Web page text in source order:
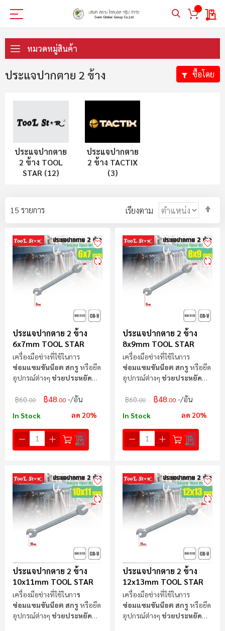
My
ไป
ที่
หมวดหมู่สินค้า
ประแจปากตาย 2 ข้าง
ประแจปากตาย
2 ข้าง TOOL
STAR (12)
ประแจปากตาย
2 ข้าง TACTIX
(3)
15 รายการ เรียงตาม
ประแจปากตาย 2 ข้าง
6x7mm TOOL STAR
เครื่องมือช่างที่ใช้ในการ
ซ่อมแซมขันน็อต สกรู หรือยึด
อุปกรณ์ต่างๆ ช่วยประหยัด
฿60.00 ฿48.00 /อัน
In Stock ลด 20%
ประแจปากตาย 2 ข้าง
8x9mm TOOL STAR
เครื่องมือช่างที่ใช้ในการ
ซ่อมแซมขันน็อต สกรู หรือยึด
อุปกรณ์ต่างๆ ช่วยประหยัด
฿60.00 ฿48.00 /อัน
In Stock ลด 20%
ประแจปากตาย 2 ข้าง
10x11mm TOOL STAR
เครื่องมือช่างที่ใช้ในการ
ซ่อมแซมขันน็อต สกรู หรือยึด
อุปกรณ์ต่างๆ ช่วยประหยัด
ประแจปากตาย 2 ข้าง
12x13mm TOOL STAR
เครื่องมือช่างที่ใช้ในการ
ซ่อมแซมขันน็อต สกรู หรือยึด
อุปกรณ์ต่างๆ ช่วยประหยัด
ซื้อโดย